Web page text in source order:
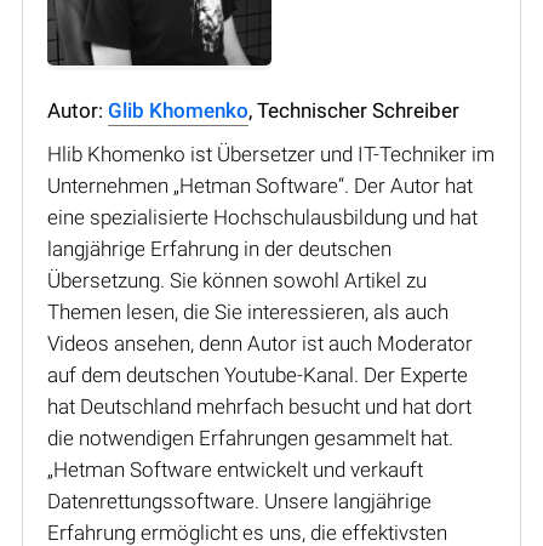
Autor: Glib Khomenko, Technischer Schreiber
Hlib Khomenko ist Übersetzer und IT-Techniker im
Unternehmen „Hetman Software“. Der Autor hat
eine spezialisierte Hochschulausbildung und hat
langjährige Erfahrung in der deutschen
Übersetzung. Sie können sowohl Artikel zu
Themen lesen, die Sie interessieren, als auch
Videos ansehen, denn Autor ist auch Moderator
auf dem deutschen Youtube-Kanal. Der Experte
hat Deutschland mehrfach besucht und hat dort
die notwendigen Erfahrungen gesammelt hat.
„Hetman Software entwickelt und verkauft
Datenrettungssoftware. Unsere langjährige
Erfahrung ermöglicht es uns, die effektivsten